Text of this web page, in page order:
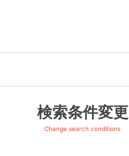
検索条件変更
Change search conditions